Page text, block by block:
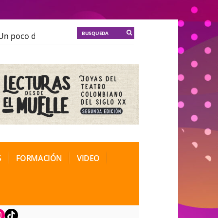
poco de locura para la cordura
Soma
Soma
de Teatro Rosa
FORMACIÓN VIDEO
TikTok